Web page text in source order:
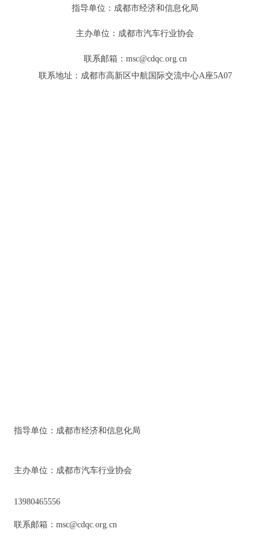
指导单位：成都市经济和信息化局
主办单位：成都市汽车行业协会
联系邮箱：msc@cdqc.org.cn
联系地址：成都市高新区中航国际交流中心A座5A07
指导单位：成都市经济和信息化局
主办单位：成都市汽车行业协会
13980465556
联系邮箱：msc@cdqc.org.cn